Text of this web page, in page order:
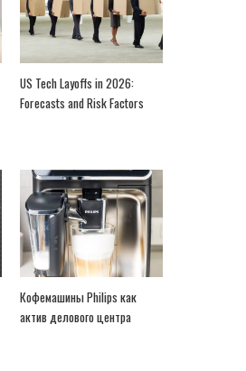
US Tech Layoffs in 2026:
Forecasts and Risk Factors
Кофемашины Philips как
актив делового центра